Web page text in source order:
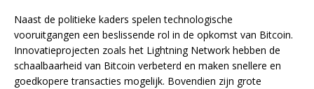
Naast de politieke kaders spelen technologische
vooruitgangen een beslissende rol in de opkomst van Bitcoin.
Innovatieprojecten zoals het Lightning Network hebben de
schaalbaarheid van Bitcoin verbeterd en maken snellere en
goedkopere transacties mogelijk. Bovendien zijn grote